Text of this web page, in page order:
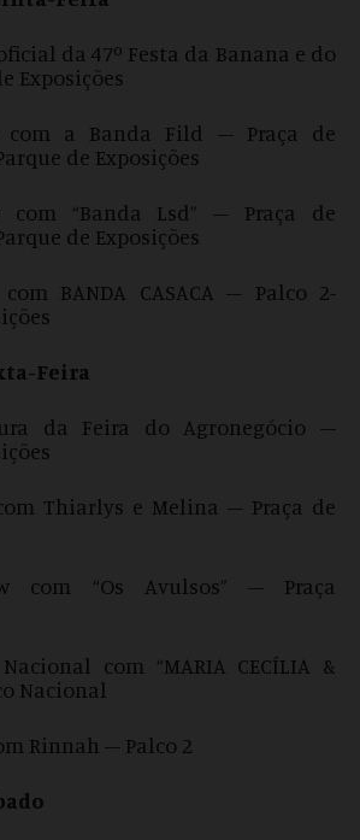
da 47º Festa da Banana e do
Exposições
com a Banda Fild – Praça de
de Exposições
com “Banda Lsd” – Praça de
de Exposições
BANDA CASACA – Palco 2-
Feira
da Feira do Agronegócio –
Thiarlys e Melina – Praça de
com “Os Avulsos” – Praça
com “MARIA CECÍLIA &
Nacional
Rinnah – Palco 2